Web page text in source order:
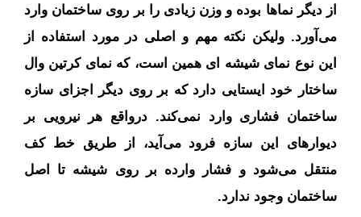
از دیگر نماها بوده و وزن زیادی را بر روی ساختمان وارد
می‌آورد. ولیکن نکته مهم و اصلی در مورد استفاده از
این نوع نمای شیشه‌ ای همین است، که نمای کرتین وال
ساختار خود ایستایی دارد که بر روی دیگر اجزای سازه
ساختمان فشاری وارد نمی‌کند. درواقع هر نیرویی بر
دیوارهای این سازه فرود می‌آید، از طریق خط کف
منتقل می‌شود و فشار وارده بر روی شیشه تا اصل
ساختمان وجود ندارد.